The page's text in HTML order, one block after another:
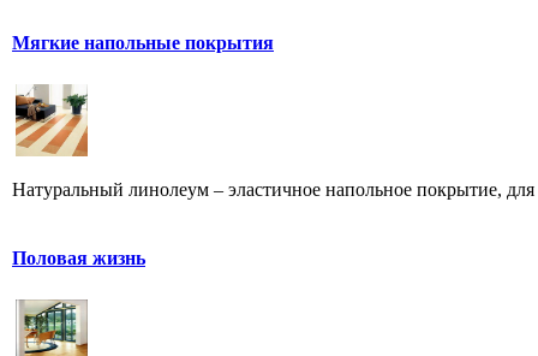
Мягкие напольные покрытия
Натуральный линолеум – эластичное напольное покрытие, для
Половая жизнь